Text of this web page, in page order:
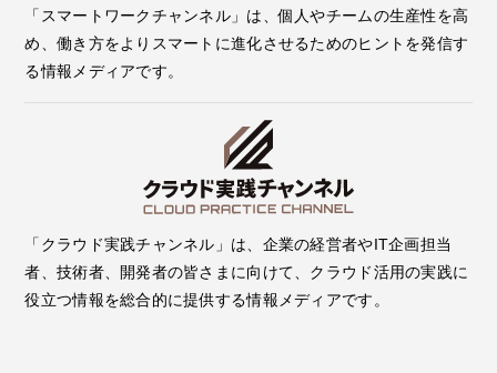
「スマートワークチャンネル」は、個人やチームの生産性を高
め、働き方をよりスマートに進化させるためのヒントを発信す
る情報メディアです。
「クラウド実践チャンネル」は、企業の経営者やIT企画担当
者、技術者、開発者の皆さまに向けて、クラウド活用の実践に
役立つ情報を総合的に提供する情報メディアです。